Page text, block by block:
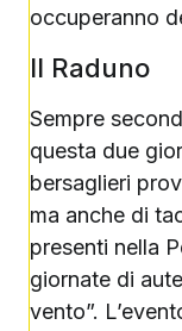
occuperanno
Il Raduno
Sempre
questa due
bersaglieri
ma anche di
presenti nella
giornate di
vento”.